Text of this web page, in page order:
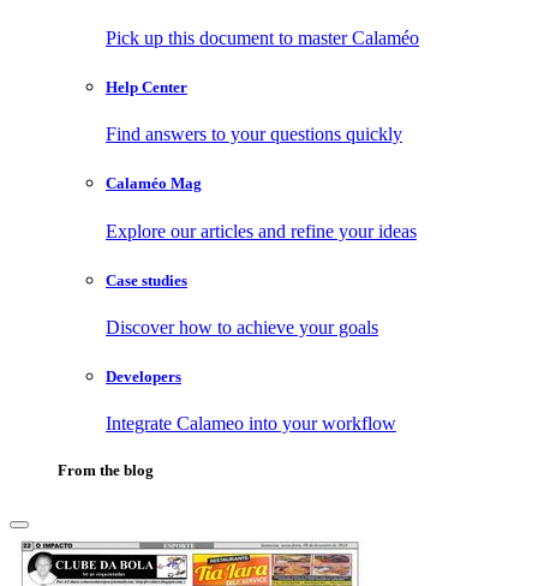
Pick up this document to master Calaméo
Help Center
Find answers to your questions quickly
Calaméo Mag
Explore our articles and refine your ideas
Case studies
Discover how to achieve your goals
Developers
Integrate Calameo into your workflow
From the blog